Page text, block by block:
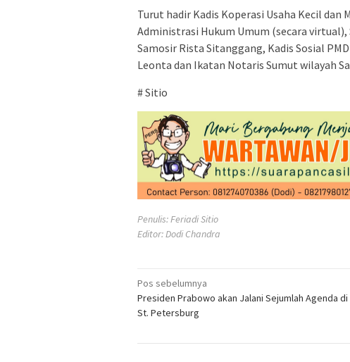
Turut hadir Kadis Koperasi Usaha Kecil dan
Administrasi Hukum Umum (secara virtual),
Samosir Rista Sitanggang, Kadis Sosial
Leonta dan Ikatan Notaris Sumut wilayah
# Sitio
Penulis: Feriadi Sitio
Editor: Dodi Chandra
Navigasi
pos
Pos sebelumnya
Presiden Prabowo akan Jalani Sejumlah Agenda di
St. Petersburg